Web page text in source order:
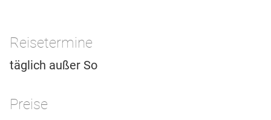
Reisetermine
täglich außer So
Preise